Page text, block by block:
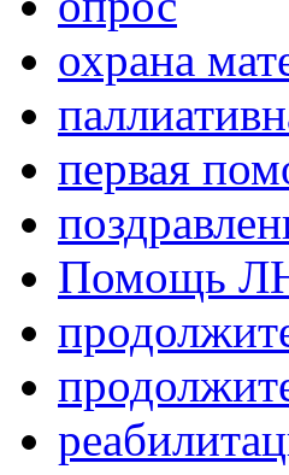
охрана
первая
Помощь